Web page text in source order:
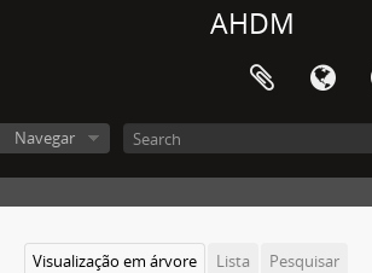
AHDM
Navegar
Visualização em árvore Lista Pesquisar